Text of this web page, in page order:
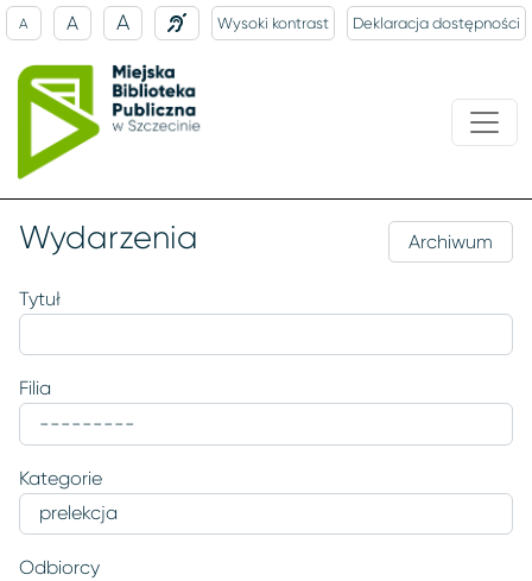
A A A Wysoki kontrast Deklaracja dostępności
Wydarzenia Archiwum
Tytuł
Filia
Kategorie
Odbiorcy